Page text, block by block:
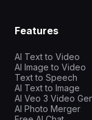
Features
AI Text to Video
AI Image to Video
Text to Speech
AI Text to Image
AI Veo 3 Video
AI Photo Merger